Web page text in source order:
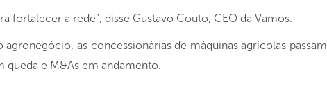
a rede”, disse Gustavo Couto, CEO da Vamos.
as concessionárias de máquinas agrícolas passam
e M&As em andamento.